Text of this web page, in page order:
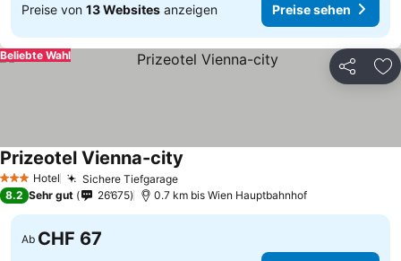
Preise von 13 Websites anzeigen Preise sehen
Teilen
Beliebte Wahl
3 SterneHotel Sichere Tiefgarage
Prizeotel Vienna-city
8.2 Sehr gut 26’675 0.7 km bis Wien Hauptbahnhof
Ab CHF 67